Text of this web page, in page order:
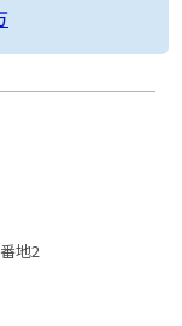
地2